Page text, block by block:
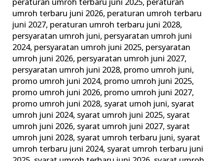
peraturan umroh terbaru juni 2025, peraturan
umroh terbaru juni 2026, peraturan umroh terbaru
juni 2027, peraturan umroh terbaru juni 2028,
persyaratan umroh juni, persyaratan umroh juni
2024, persyaratan umroh juni 2025, persyaratan
umroh juni 2026, persyaratan umroh juni 2027,
persyaratan umroh juni 2028, promo umroh juni,
promo umroh juni 2024, promo umroh juni 2025,
promo umroh juni 2026, promo umroh juni 2027,
promo umroh juni 2028, syarat umoh juni, syarat
umroh juni 2024, syarat umroh juni 2025, syarat
umroh juni 2026, syarat umroh juni 2027, syarat
umroh juni 2028, syarat umroh terbaru juni, syarat
umroh terbaru juni 2024, syarat umroh terbaru juni